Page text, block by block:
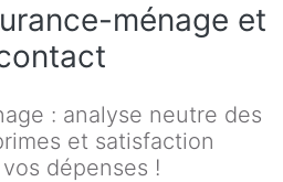
ménage et
: analyse neutre des
et satisfaction
dépenses !